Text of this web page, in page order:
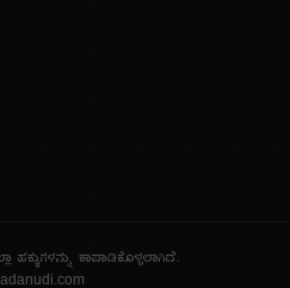
ಹಕ್ಕುಗಳನ್ನು ಕಾಪಾಡಿಕೊಳ್ಳಲಾಗಿದೆ.